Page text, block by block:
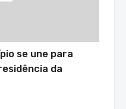
se une para
da